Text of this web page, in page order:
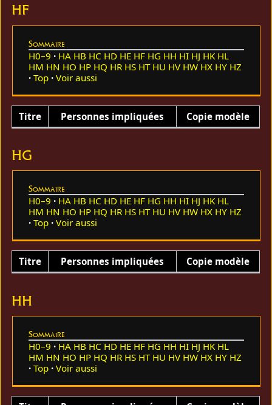
HF
Sommaire
H0–9 HA HB HC HD HE HF HG HH HI HJ HK HL
HM HN HO HP HQ HR HS HT HU HV HW HX HY HZ
Top
Voir aussi
Titre Personnes impliquées Copie modèle
HG
Sommaire
H0–9 HA HB HC HD HE HF HG HH HI HJ HK HL
HM HN HO HP HQ HR HS HT HU HV HW HX HY HZ
Top
Voir aussi
Titre Personnes impliquées Copie modèle
HH
Sommaire
H0–9 HA HB HC HD HE HF HG HH HI HJ HK HL
HM HN HO HP HQ HR HS HT HU HV HW HX HY HZ
Top
Voir aussi